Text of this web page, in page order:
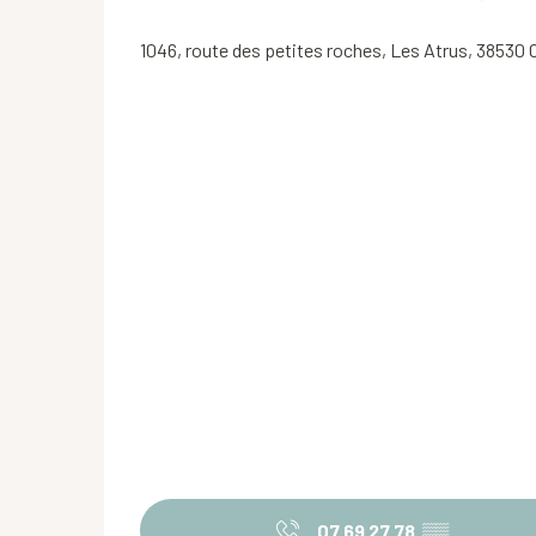
1046, route des petites roches, Les Atrus, 38530
07 69 27 78 ▒▒